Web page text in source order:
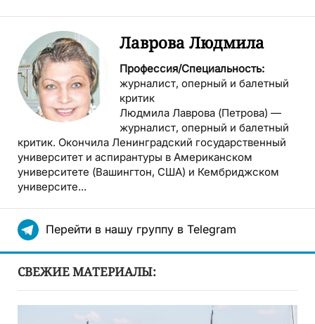
Лаврова Людмила
Профессия/Специальность:
журналист, оперный и балетный
критик
Людмила Лаврова (Петрова) —
журналист, оперный и балетный
критик. Окончила Ленинградский государственный
университет и аспирантуры в Американском
университете (Вашингтон, США) и Кембриджском
университе...
Перейти в нашу группу в Telegram
СВЕЖИЕ МАТЕРИАЛЫ: